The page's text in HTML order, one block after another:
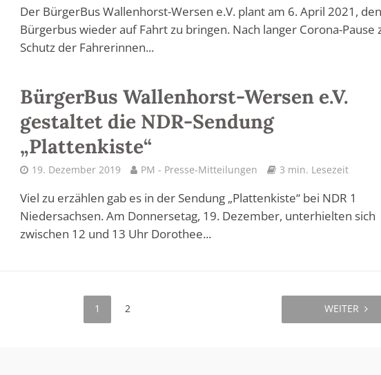
Der BürgerBus Wallenhorst-Wersen e.V. plant am 6. April 2021, den
Bürgerbus wieder auf Fahrt zu bringen. Nach langer Corona-Pause
Schutz der Fahrerinnen...
BürgerBus Wallenhorst-Wersen e.V.
gestaltet die NDR-Sendung
„Plattenkiste“
19. Dezember 2019 PM - Presse-Mitteilungen 3 min. Lesezeit
Viel zu erzählen gab es in der Sendung „Plattenkiste“ bei NDR 1
Niedersachsen. Am Donnersetag, 19. Dezember, unterhielten sich
zwischen 12 und 13 Uhr Dorothee...
1 2 WEITER